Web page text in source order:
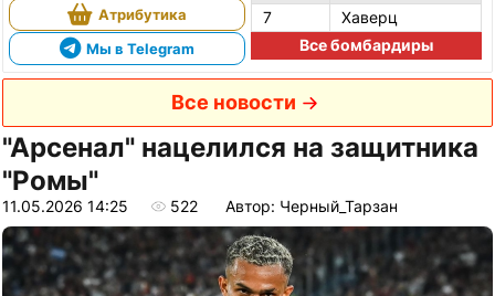
Атрибутика
Мы в Telegram
7
Хаверц
Все бомбардиры
Все новости
"Арсенал" нацелился на защитника
"Ромы"
11.05.2026 14:25 522 Автор: Черный_Тарзан